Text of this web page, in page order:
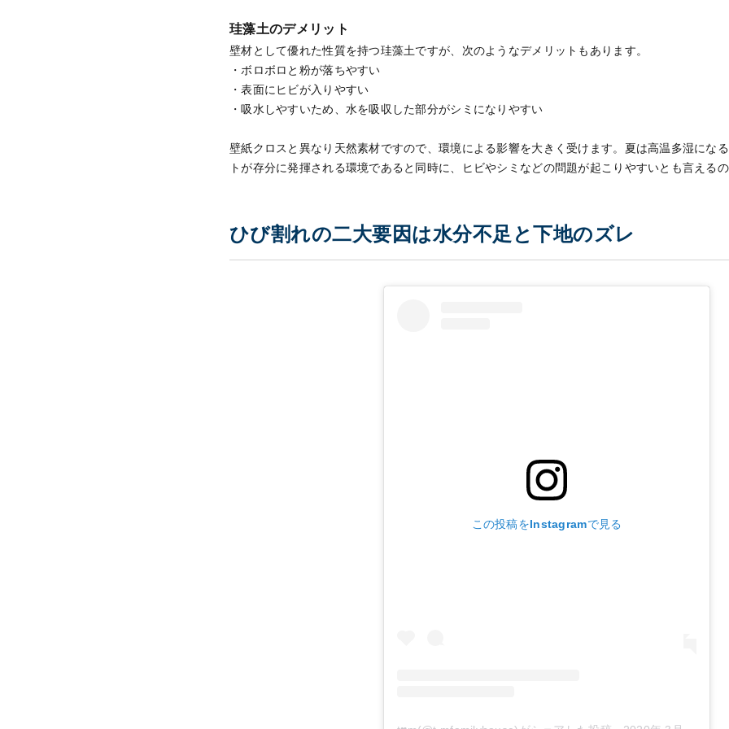
珪藻土のデメリット
壁材として優れた性質を持つ珪藻土ですが、次のようなデメリットもあります。
・ボロボロと粉が落ちやすい
・表面にヒビが入りやすい
・吸水しやすいため、水を吸収した部分がシミになりやすい
壁紙クロスと異なり天然素材ですので、環境による影響を大きく受けます。夏は高温多湿にな
トが存分に発揮される環境であると同時に、ヒビやシミなどの問題が起こりやすいとも言えるの
ひび割れの二大要因は水分不足と下地のズレ
この投稿をInstagramで見る